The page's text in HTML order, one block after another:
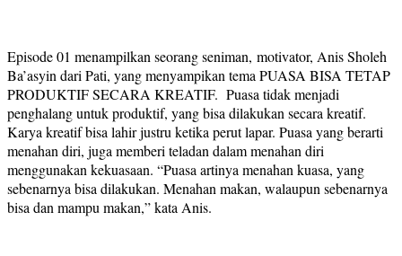
Episode 01 menampilkan seorang seniman, motivator, Anis Sholeh
Ba’asyin dari Pati, yang menyampikan tema PUASA BISA TETAP
PRODUKTIF SECARA KREATIF. Puasa tidak menjadi
penghalang untuk produktif, yang bisa dilakukan secara kreatif.
Karya kreatif bisa lahir justru ketika perut lapar. Puasa yang berarti
menahan diri, juga memberi teladan dalam menahan diri
menggunakan kekuasaan. “Puasa artinya menahan kuasa, yang
sebenarnya bisa dilakukan. Menahan makan, walaupun sebenarnya
bisa dan mampu makan,” kata Anis.